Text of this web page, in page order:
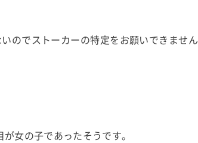
のでストーカーの特定をお願いできません
女の子であったそうです。